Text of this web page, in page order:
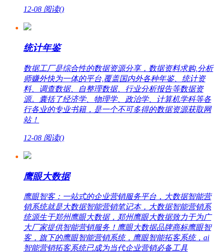
12-08 阅读()
统计年鉴
数据工厂是综合性的数据资源分享，数据资料求购,分析
师赚外快为一体的平台,覆盖国内外各种年鉴、统计资
料、调查数据、自整理数据、行业分析报告等数据资
源。囊括了经济学、物理学、政治学、计算机学科等各
行各业的专业书籍，是一个不可多得的数据资源获取网
站！
12-08 阅读()
鹰眼大数据
鹰眼智客：一站式的企业营销服务平台，大数据智能营
销系统就是大数据智能营销笔记本，大数据智能营销系
统源生于郑州鹰眼大数据，郑州鹰眼大数据致力于为广
大厂家提供智能营销服务！鹰眼大数据品牌商标鹰眼智
客，旗下的鹰眼智能营销系统，鹰眼智能拓客系统，ai
智能营销拓客系统已成为当代企业营销必备工具